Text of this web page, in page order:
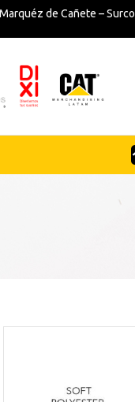
de Cañete – Surco